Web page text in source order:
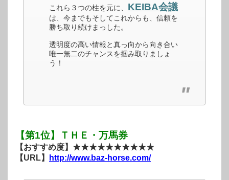
これら３つの柱を元に、 KEIBA会議
は、今までもそしてこれからも、信頼を
勝ち取り続けまっした。
透明度の高い情報と真っ向から向き合い
唯一無二のチャンスを掴み取りましょ
う！
【第1位】ＴＨＥ・万馬券
【おすすめ度】★★★★★★★★★★
【URL】
http://www.baz-horse.com/